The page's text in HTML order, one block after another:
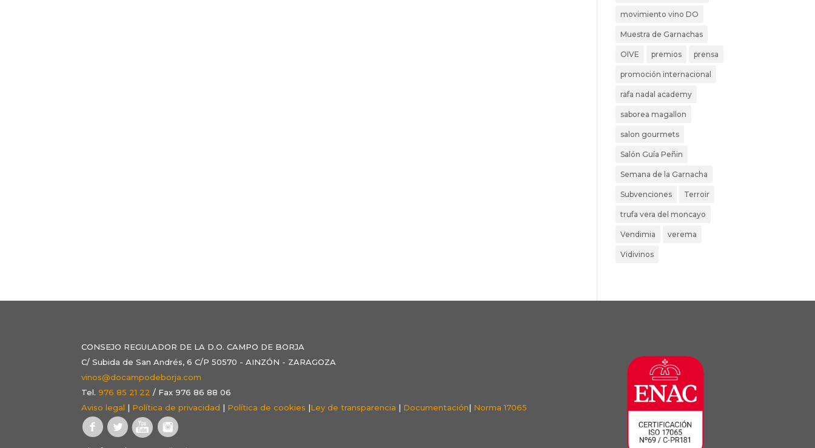
movimiento vino DO
Muestra de Garnachas
OIVE premios prensa
promoción internacional
rafa nadal academy
saborea magallon
salon gourmets
Salón Guía Peñin
Semana de la Garnacha
Subvenciones Terroir
trufa vera del moncayo
Vendimia verema
Vidivinos
CONSEJO REGULADOR DE LA D.O. CAMPO DE BORJA
C/ Subida de San Andrés, 6 C/P 50570 - AINZÓN - ZARAGOZA
vinos@docampodeborja.com
Tel.976 85 21 22 / Fax 976 86 88 06
Aviso legal | Política de privacidad | Política de cookies |Ley de transparencia | Documentación| Norma 17065